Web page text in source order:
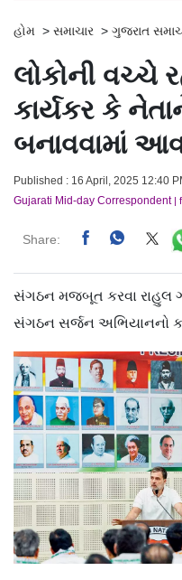
હોમ > સમાચાર > ગુજરાત
લોકોની વચ્ચે
કાર્યકર કે
બનાવવામાં
Published : 16 April, 2025 12:40
Gujarati Mid-day Correspondent|
Share:
સંગઠન મજબૂત કરવા રાહુલ
સંગઠન સર્જન અભિયાનનો